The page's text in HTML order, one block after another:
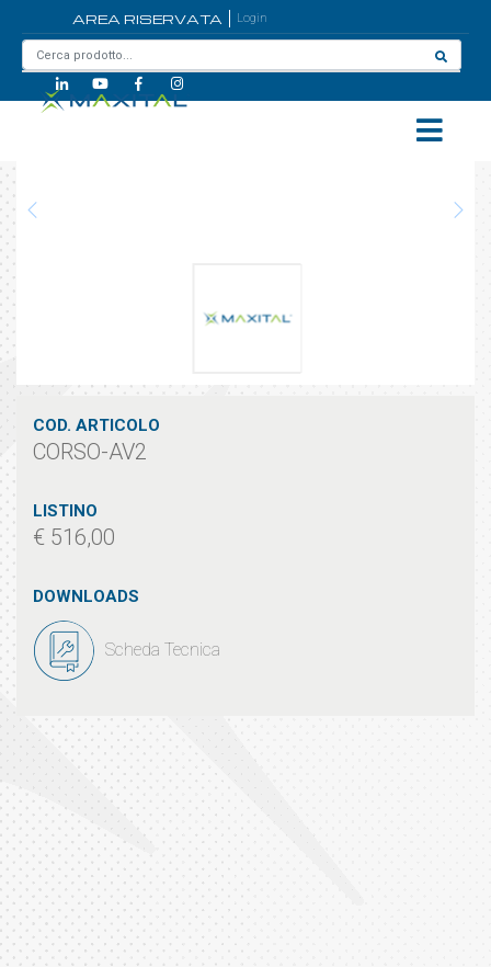
AREA RISERVATA Login
COD. ARTICOLO
CORSO-AV2
LISTINO
€ 516,00
DOWNLOADS
Scheda Tecnica